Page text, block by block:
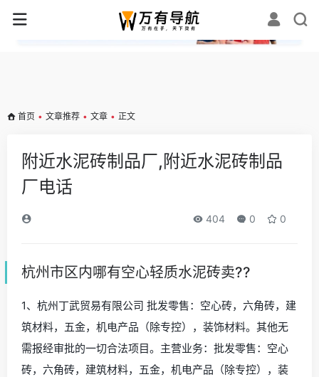
✕
首页 • 文章推荐 • 文章 • 正文
附近水泥砖制品厂,附近水泥砖制品
厂电话
404 0 0
杭州市区内哪有空心轻质水泥砖卖??
1、杭州丁武贸易有限公司 批发零售：空心砖，六角砖，建
筑材料，五金，机电产品（除专控），装饰材料。其他无
需报经审批的一切合法项目。主营业务：批发零售：空心
砖，六角砖，建筑材料，五金，机电产品（除专控），装